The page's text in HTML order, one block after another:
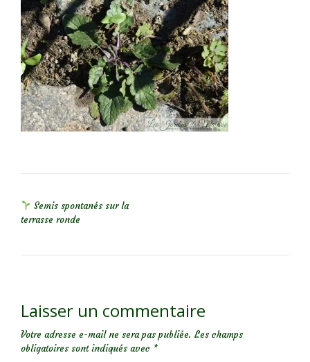
Semis spontanés sur la
terrasse ronde
Laisser un commentaire
Votre adresse e-mail ne sera pas publiée. Les champs
obligatoires sont indiqués avec *